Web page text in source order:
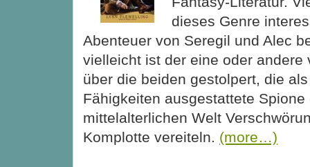
dieses Genre
Abenteuer von Seregil und Alec
vielleicht ist der eine oder andere
über die beiden gestolpert, die
Fähigkeiten ausgestattete
mittelalterlichen Welt
Komplotte vereiteln. (more…)